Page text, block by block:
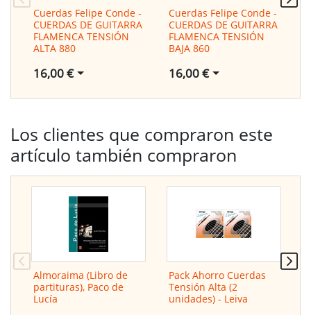
Cuerdas Felipe Conde -
CUERDAS DE GUITARRA
FLAMENCA TENSIÓN
ALTA 880
16,00 €
Cuerdas Felipe Conde -
CUERDAS DE GUITARRA
FLAMENCA TENSIÓN
BAJA 860
16,00 €
Los clientes que compraron este
artículo también compraron
Almoraima (Libro de
partituras), Paco de
Lucía
Pack Ahorro Cuerdas
Tensión Alta (2
unidades) - Leiva